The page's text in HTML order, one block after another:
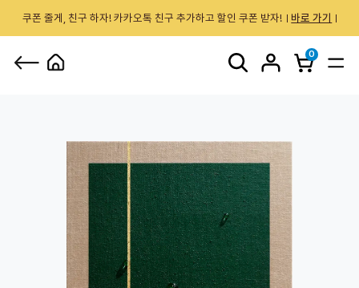
쿠폰 줄게, 친구 하자! 카카오톡 친구 추가하고 할인 쿠폰 받자! 바로 가기
0